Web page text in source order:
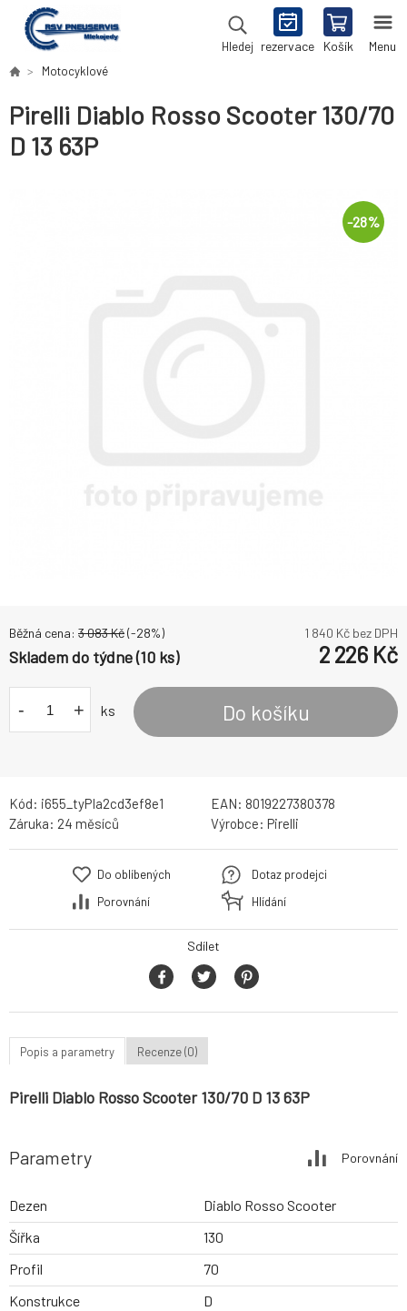
Hledej rezervace Košík Menu
Motocyklové
Pirelli Diablo Rosso Scooter 130/70
D 13 63P
-28%
Běžná cena: 3 083Kč(-28%) 1 840 Kč bez DPH
Skladem do týdne (10 ks) 2 226 Kč
- + ks Do košíku
Kód: i655_tyPIa2cd3ef8e1 EAN: 8019227380378
Záruka: 24 měsíců Výrobce: Pirelli
Do oblíbených
Porovnání
Dotaz prodejci
Hlídání
Sdílet
Popis a parametry Recenze (0)
Pirelli Diablo Rosso Scooter 130/70 D 13 63P
Parametry Porovnání
Dezen
Diablo Rosso Scooter
Šířka
130
Profil
70
Konstrukce
D